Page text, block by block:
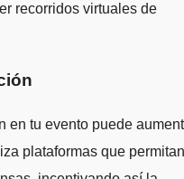
recorridos virtuales de
en tu evento puede
plataformas que permitan